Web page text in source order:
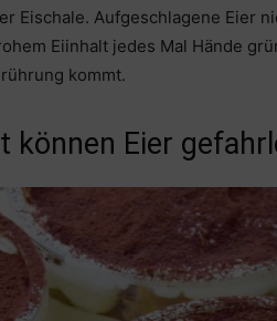
Eischale. Aufgeschlagene Eier
Eiinhalt jedes Mal Hände
kommt.
können Eier